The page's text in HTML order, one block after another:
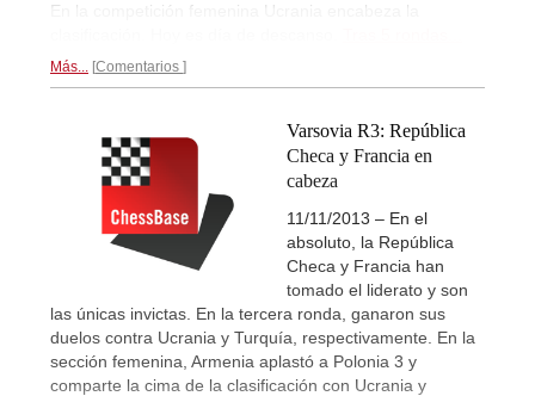
En la competición femenina Ucrania encabeza la
Más... Comentarios
Varsovia R3: República
Checa y Francia en
cabeza
11/11/2013 – En el
absoluto, la República
Checa y Francia han
tomado el liderato y son
las únicas invictas. En la tercera ronda, ganaron sus
duelos contra Ucrania y Turquía, respectivamente. En la
sección femenina, Armenia aplastó a Polonia 3 y
comparte la cima de la clasificación con Ucrania y